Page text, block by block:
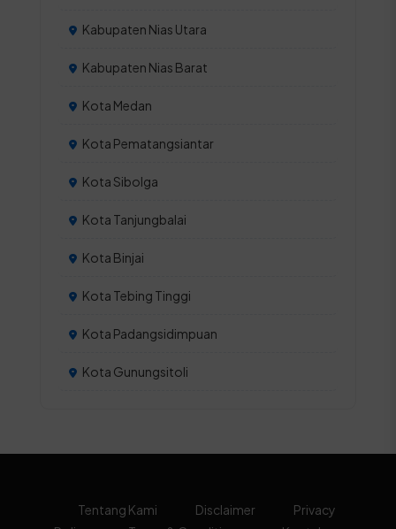
Kabupaten Nias Utara
Kabupaten Nias Barat
Kota Medan
Kota Pematangsiantar
Kota Sibolga
Kota Tanjungbalai
Kota Binjai
Kota Tebing Tinggi
Kota Padangsidimpuan
Kota Gunungsitoli
Tentang Kami Disclaimer
Privacy